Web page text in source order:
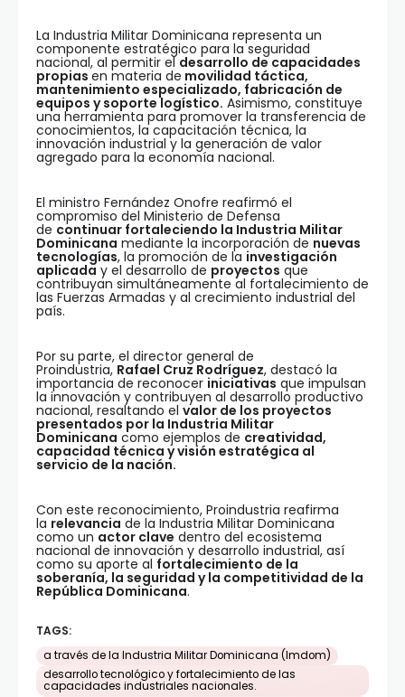
La Industria Militar Dominicana representa un
componente estratégico para la seguridad
nacional, al permitir el desarrollo de capacidades
propias en materia de movilidad táctica,
mantenimiento especializado, fabricación de
equipos y soporte logístico. Asimismo, constituye
una herramienta para promover la transferencia de
conocimientos, la capacitación técnica, la
innovación industrial y la generación de valor
agregado para la economía nacional.
El ministro Fernández Onofre reafirmó el
compromiso del Ministerio de Defensa
de continuar fortaleciendo la Industria Militar
Dominicana mediante la incorporación de nuevas
tecnologías, la promoción de la investigación
aplicada y el desarrollo de proyectos que
contribuyan simultáneamente al fortalecimiento de
las Fuerzas Armadas y al crecimiento industrial del
país.
Por su parte, el director general de
Proindustria, Rafael Cruz Rodríguez, destacó la
importancia de reconocer iniciativas que impulsan
la innovación y contribuyen al desarrollo productivo
nacional, resaltando el valor de los proyectos
presentados por la Industria Militar
Dominicana como ejemplos de creatividad,
capacidad técnica y visión estratégica al
servicio de la nación.
Con este reconocimiento, Proindustria reafirma
la relevancia de la Industria Militar Dominicana
como un actor clave dentro del ecosistema
nacional de innovación y desarrollo industrial, así
como su aporte al fortalecimiento de la
soberanía, la seguridad y la competitividad de la
República Dominicana.
TAGS:
a través de la Industria Militar Dominicana (Imdom)
desarrollo tecnológico y fortalecimiento de las
capacidades industriales nacionales.